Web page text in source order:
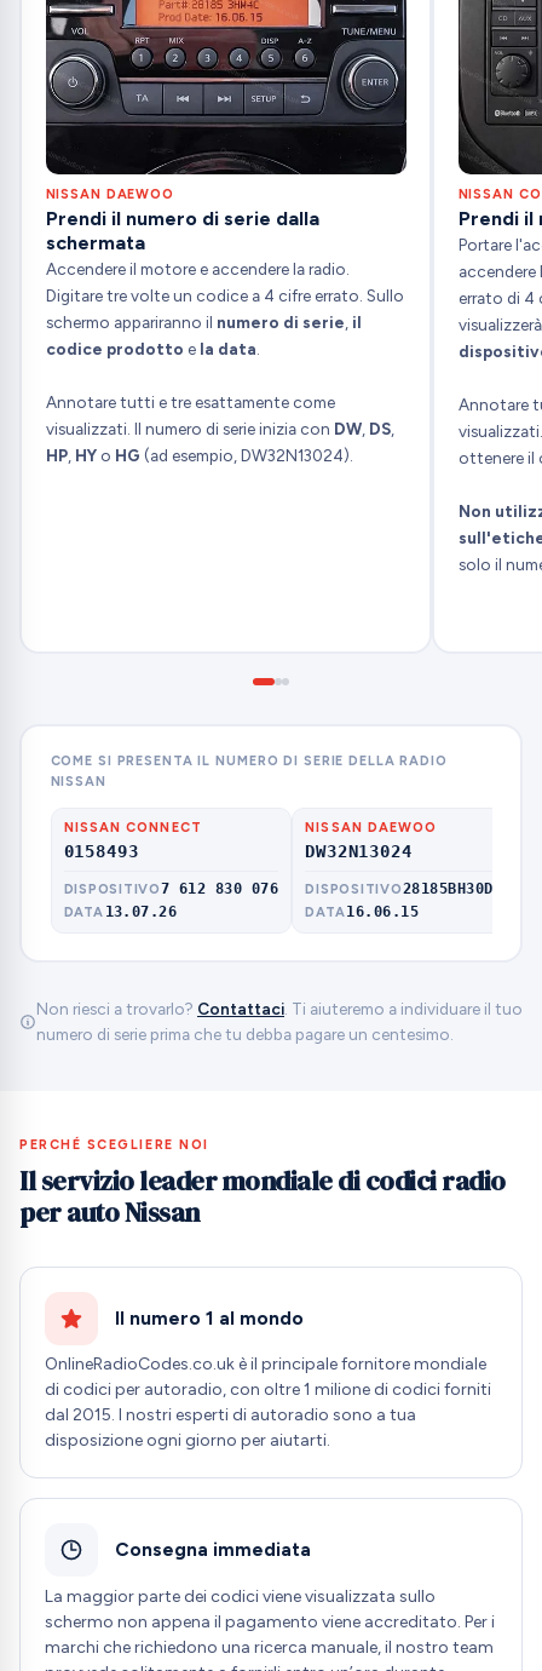
NISSAN DAEWOO
Prendi il numero di serie dalla
schermata
Accendere il motore e accendere la radio.
Digitare tre volte un codice a 4 cifre errato. Sullo
schermo appariranno il numero di serie il
codice prodotto e la data
Annotare tutti e tre esattamente come
visualizzati. Il numero di serie inizia con DW, DS,
HP, HYo HG (ad esempio, DW32N13024).
NISSAN
Prendi il
Portare
accendere
errato di 4
Annotare
ottenere il
Non
solo il
COME SI PRESENTA IL NUMERO DI SERIE DELLA RADIO
NISSAN
NISSAN CONNECT
0158493
DISPOSITIVO7 612 830 076
DATA 13.07.26
NISSAN DAEWOO
DW32N13024
DISPOSITIVO28185BH30D
DATA16.06.15
Non riesci a trovarlo? Contattaci . Ti aiuteremo a individuare il tuo
numero di serie prima che tu debba pagare un centesimo.
PERCHÉ SCEGLIERE NOI
Il servizio leader mondiale di codici radio
per auto Nissan
Il numero 1 al mondo
OnlineRadioCodes.co.uk è il principale fornitore mondiale
di codici per autoradio, con oltre 1 milione di codici forniti
dal 2015. I nostri esperti di autoradio sono a tua
disposizione ogni giorno per aiutarti.
Consegna immediata
La maggior parte dei codici viene visualizzata sullo
schermo non appena il pagamento viene accreditato. Per i
marchi che richiedono una ricerca manuale, il nostro team